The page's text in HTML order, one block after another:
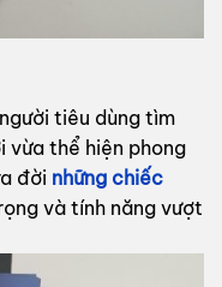
tiêu dùng tìm
vừa thể hiện phong
đời những chiếc
và tính năng vượt